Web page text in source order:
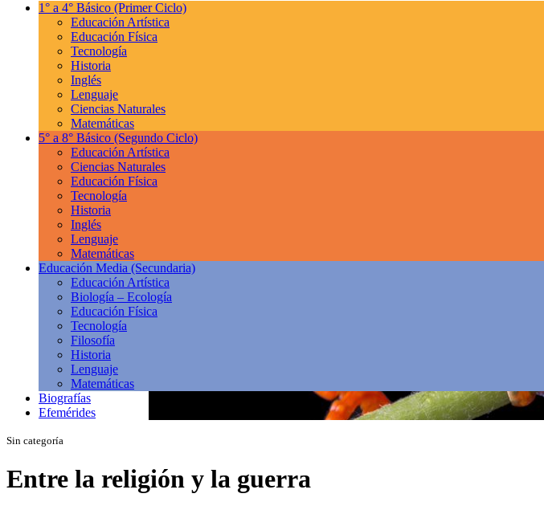
1° a 4° Básico (Primer Ciclo)
Educación Artística
Educación Física
Tecnología
Historia
Inglés
Lenguaje
Ciencias Naturales
Matemáticas
5° a 8° Básico (Segundo Ciclo)
Educación Artística
Ciencias Naturales
Educación Física
Tecnología
Historia
Inglés
Lenguaje
Matemáticas
Educación Media (Secundaria)
Educación Artística
Biología – Ecología
Educación Física
Tecnología
Filosofía
Historia
Lenguaje
Matemáticas
Biografías
Efemérides
Sin categoría
Entre la religión y la guerra